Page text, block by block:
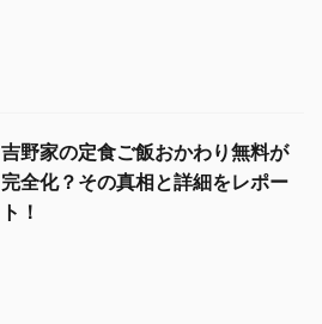
吉野家の定食ご飯おかわり無料が
完全化？その真相と詳細をレポー
ト！